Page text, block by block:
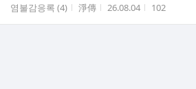
게시판명
염불감응록 (4) 작성자
淨傳 작성시간
26.08.04 조회수
102